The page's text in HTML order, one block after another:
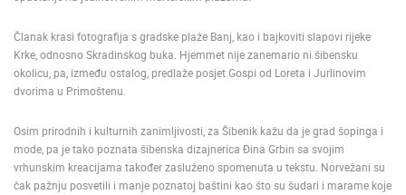
USE
PRIVACY
POLICY
Članak krasi fotografija s gradske plaže Banj, kao i bajkoviti slapovi rijeke
Krke, odnosno Skradinskog buka. Hjemmet nije zanemario ni šibensku
okolicu, pa, između ostalog, predlaže posjet Gospi od Loreta i Jurlinovim
dvorima u Primoštenu.
Osim prirodnih i kulturnih zanimljivosti, za Šibenik kažu da je grad šopinga i
mode, pa je tako poznata šibenska dizajnerica Đina Grbin sa svojim
vrhunskim kreacijama također zasluženo spomenuta u tekstu. Norvežani su
čak pažnju posvetili i manje poznatoj baštini kao što su šudari i marame koje